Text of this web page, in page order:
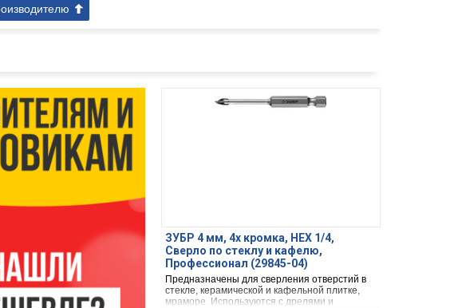
ЗУБР 4 мм, 4х кромка, HEX 1/4,
Сверло по стеклу и кафелю,
Профессионал (29845-04)
Предназначены для сверления отверстий в
стекле, керамической и кафельной плитке,
мраморе. Используются с дрелями и